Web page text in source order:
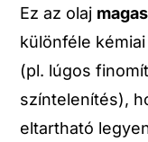
Ez az olaj
különféle
(pl. lúgos
színtelenítés),
eltartható